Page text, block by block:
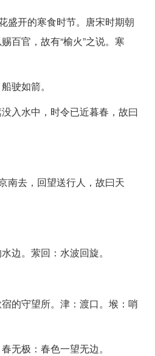
盛开的寒食时节。唐宋时期朝
百官，故有“榆火”之说。寒
驶如箭。
入水中，时令已近暮春，故曰
南去，回望送行人，故曰天
边。萦回：水波回旋。
的守望所。津：渡口。堠：哨
无极：春色一望无边。